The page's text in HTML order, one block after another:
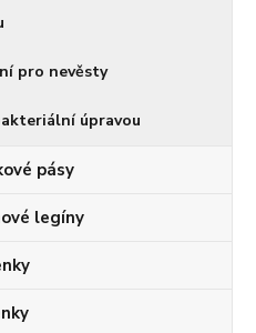
pro nevěsty
úpravou
pásy
legíny